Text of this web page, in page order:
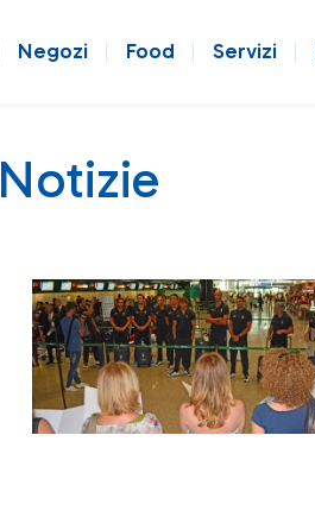
Negozi Food Servizi
Notizie